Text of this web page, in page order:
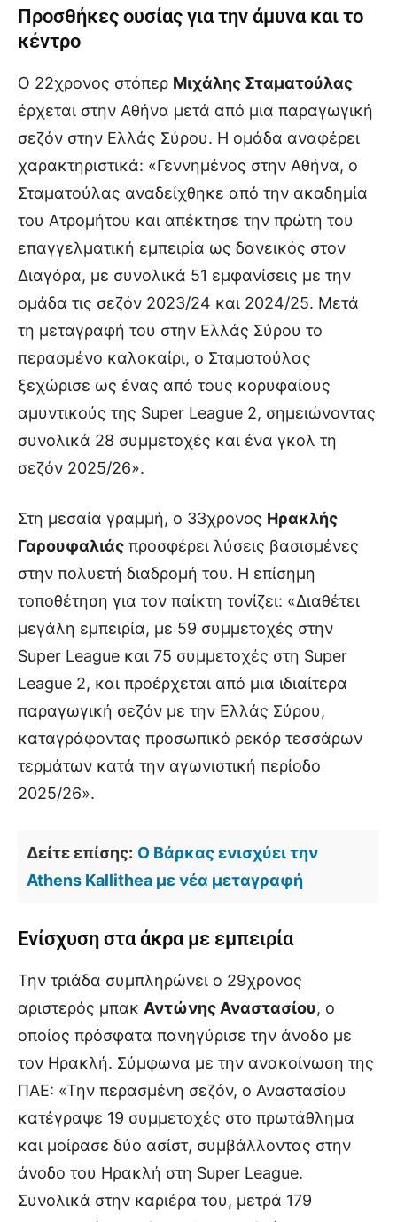
Προσθήκες ουσίας για την άμυνα και το
κέντρο
Ο 22χρονος στόπερ Μιχάλης Σταματούλας
έρχεται στην Αθήνα μετά από μια παραγωγική
σεζόν στην Ελλάς Σύρου. Η ομάδα αναφέρει
χαρακτηριστικά: «Γεννημένος στην Αθήνα, ο
Σταματούλας αναδείχθηκε από την ακαδημία
του Ατρομήτου και απέκτησε την πρώτη του
επαγγελματική εμπειρία ως δανεικός στον
Διαγόρα, με συνολικά 51 εμφανίσεις με την
ομάδα τις σεζόν 2023/24 και 2024/25. Μετά
τη μεταγραφή του στην Ελλάς Σύρου το
περασμένο καλοκαίρι, ο Σταματούλας
ξεχώρισε ως ένας από τους κορυφαίους
αμυντικούς της Super League 2, σημειώνοντας
συνολικά 28 συμμετοχές και ένα γκολ τη
σεζόν 2025/26».
Στη μεσαία γραμμή, ο 33χρονος Ηρακλής
Γαρουφαλιάς προσφέρει λύσεις βασισμένες
στην πολυετή διαδρομή του. Η επίσημη
τοποθέτηση για τον παίκτη τονίζει: «Διαθέτει
μεγάλη εμπειρία, με 59 συμμετοχές στην
Super League και 75 συμμετοχές στη Super
League 2, και προέρχεται από μια ιδιαίτερα
παραγωγική σεζόν με την Ελλάς Σύρου,
καταγράφοντας προσωπικό ρεκόρ τεσσάρων
τερμάτων κατά την αγωνιστική περίοδο
2025/26».
Δείτε επίσης: Ο Βάρκας ενισχύει την
Athens Kallithea με νέα μεταγραφή
Ενίσχυση στα άκρα με εμπειρία
Την τριάδα συμπληρώνει ο 29χρονος
αριστερός μπακ Αντώνης Αναστασίου, ο
οποίος πρόσφατα πανηγύρισε την άνοδο με
τον Ηρακλή. Σύμφωνα με την ανακοίνωση της
ΠΑΕ: «Την περασμένη σεζόν, ο Αναστασίου
κατέγραψε 19 συμμετοχές στο πρωτάθλημα
και μοίρασε δύο ασίστ, συμβάλλοντας στην
άνοδο του Ηρακλή στη Super League.
Συνολικά στην καριέρα του, μετρά 179